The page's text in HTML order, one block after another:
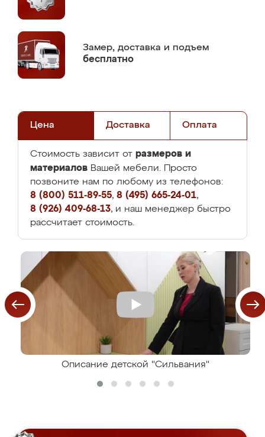
Замер, доставка и подъем
бесплатно
Цена Доставка Оплата
Стоимость зависит от размеров и
материалов Вашей мебели. Просто
позвоните нам по любому из телефонов:
8 (800) 511-89-55, 8 (495) 665-24-01,
8 (926) 409-68-13, и наш менеджер быстро
рассчитает стоимость.
Описание детской "Сильвания"